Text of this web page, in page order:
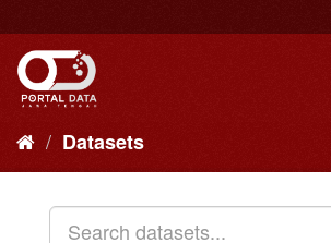
to
content
Datasets